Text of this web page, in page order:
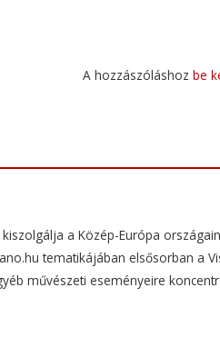
A hozzászóláshoz be
a Közép-Európa
tematikájában elsősorban a
művészeti eseményeire